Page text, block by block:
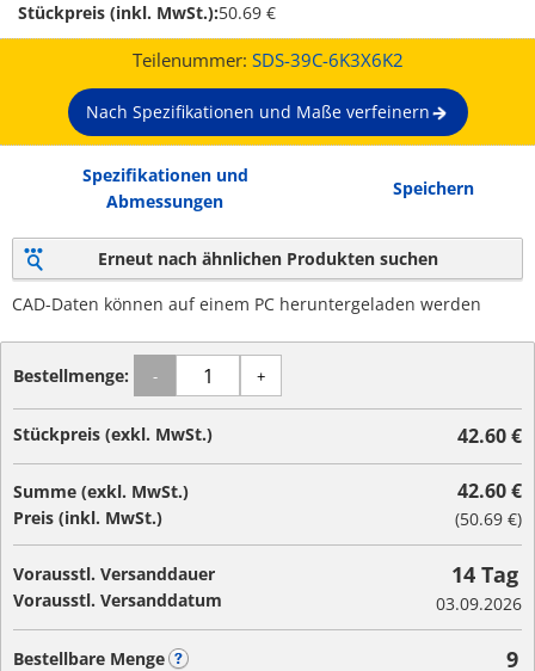
Stückpreis (inkl. MwSt.):50.69 €
Teilenummer: SDS-39C-6K3X6K2
Nach Spezifikationen und Maße verfeinern
Spezifikationen und
Abmessungen
Speichern
Erneut nach ähnlichen Produkten suchen
CAD-Daten können auf einem PC heruntergeladen werden
Bestellmenge: - +
Stückpreis (exkl. MwSt.) 42.60 €
Summe (exkl. MwSt.)
Preis (inkl. MwSt.)
42.60 €
(50.69 €)
Vorausstl. Versanddauer
Vorausstl. Versanddatum
14 Tag
03.09.2026
Bestellbare Menge 9